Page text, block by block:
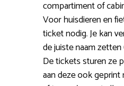
compartiment of
Voor huisdieren en
ticket nodig. Je kan
de juiste naam
De tickets sturen ze
aan deze ook